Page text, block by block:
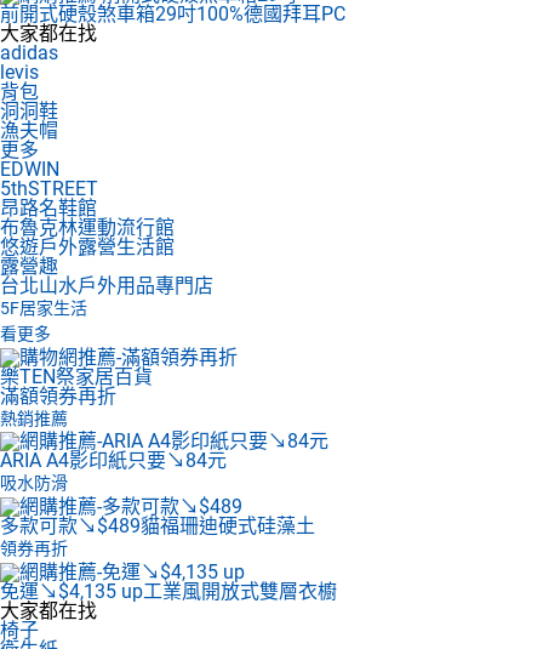
前開式硬殼煞車箱29吋100%德國拜耳PC
大家都在找
adidas
levis
背包
洞洞鞋
漁夫帽
更多
EDWIN
5thSTREET
昂路名鞋館
布魯克林運動流行館
悠遊戶外露營生活館
露營趣
台北山水戶外用品專門店
5F居家生活
看更多
樂TEN祭家居百貨
滿額領券再折
熱銷推薦
ARIA A4影印紙只要↘84元
吸水防滑
多款可款↘$489貓福珊迪硬式硅藻土
領券再折
免運↘$4,135 up工業風開放式雙層衣櫥
大家都在找
椅子